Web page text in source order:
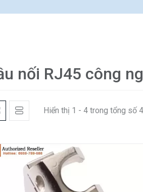
nối RJ45 công
Hiển thị 1 - 4 trong tổng số